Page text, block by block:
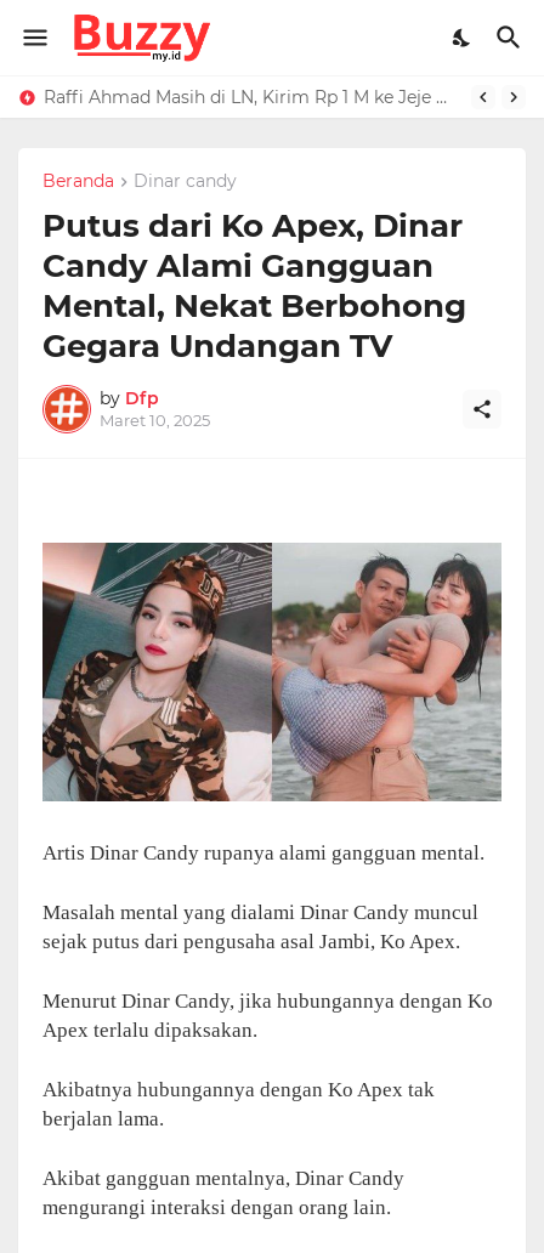
Raffi Ahmad Masih di LN, Kirim Rp 1 M ke Jeje Buat Korban Longsor Bandung Barat
Beranda Dinar candy
Putus dari Ko Apex, Dinar
Candy Alami Gangguan
Mental, Nekat Berbohong
Gegara Undangan TV
by Dfp
Maret 10, 2025
Artis Dinar Candy rupanya alami gangguan mental.
Masalah mental yang dialami Dinar Candy muncul
sejak putus dari pengusaha asal Jambi, Ko Apex.
Menurut Dinar Candy, jika hubungannya dengan Ko
Apex terlalu dipaksakan.
Akibatnya hubungannya dengan Ko Apex tak
berjalan lama.
Akibat gangguan mentalnya, Dinar Candy
mengurangi interaksi dengan orang lain.